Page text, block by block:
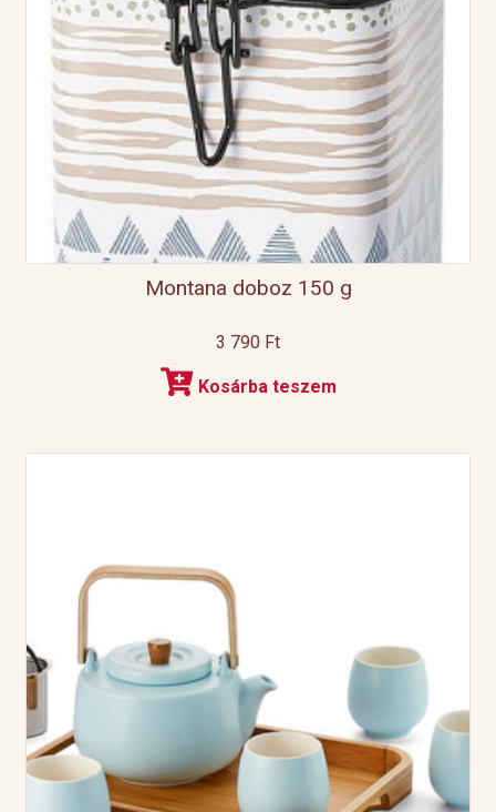
Montana doboz 150 g
3 790 Ft
Kosárba teszem